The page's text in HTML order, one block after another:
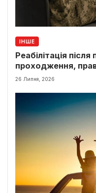
ІНШЕ
Реабілітація
проходження,
виплати
26 Липня, 2026